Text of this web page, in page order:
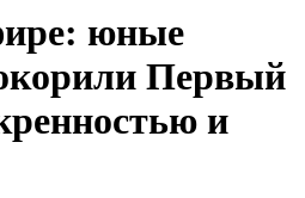
юные
Первый
и